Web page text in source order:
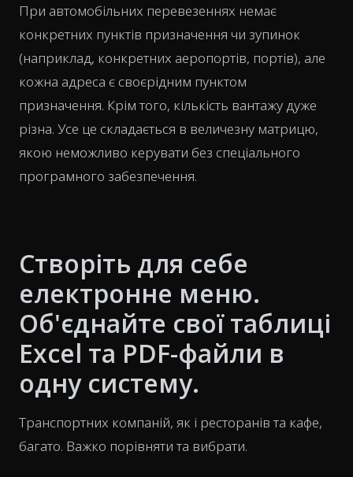
При автомобільних перевезеннях немає
конкретних пунктів призначення чи зупинок
(наприклад, конкретних аеропортів, портів), але
кожна адреса є своєрідним пунктом
призначення. Крім того, кількість вантажу дуже
різна. Усе це складається в величезну матрицю,
якою неможливо керувати без спеціального
програмного забезпечення.
Створіть для себе
електронне меню.
Об'єднайте свої таблиці
Excel та PDF-файли в
одну систему.
Транспортних компаній, як і ресторанів та кафе,
багато. Важко порівняти та вибрати.